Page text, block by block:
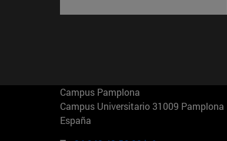
Campus Pamplona
Campus Universitario 31009 Pamplona
España